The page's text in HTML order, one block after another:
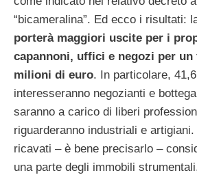
“bicameralina”. Ed ecco i risultati:
porterà maggiori uscite per i
capannoni, uffici e negozi per un
milioni di euro. In particolare,
interesseranno negozianti e
saranno a carico di liberi
riguarderanno industriali e
ricavati – è bene precisarlo –
una parte degli immobili